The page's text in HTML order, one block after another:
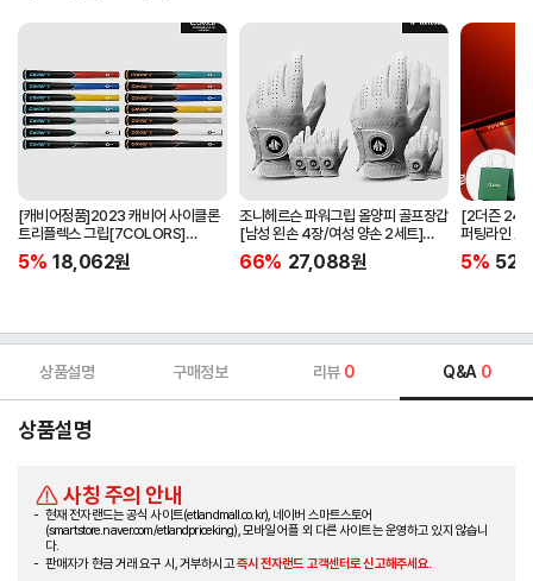
[캐비어정품]2023 캐비어 사이클론
트리플렉스 그립[7COLORS]
[라운드][39g/42g/46g/50g]
[R/S 토크]
5% 18,062원
조니헤르슨 파워그립 올양피 골프장갑
[남성 왼손 4장/여성 양손 2세트]
[화이트][케이스포함]
66% 27,088원
[2더즌 24
퍼팅라인 고
골프
5%
상품설명 구매정보 리뷰 0 Q&A 0
상품설명
사칭 주의 안내
현재 전자랜드는 공식 사이트(etlandmall.co.kr), 네이버 스마트스토어
(smartstore.naver.com/etlandpriceking), 모바일 어플 외 다른 사이트는 운영하고 있지 않습니
다.
판매자가 현금 거래 요구 시, 거부하시고즉시 전자랜드 고객센터로 신고해주세요.